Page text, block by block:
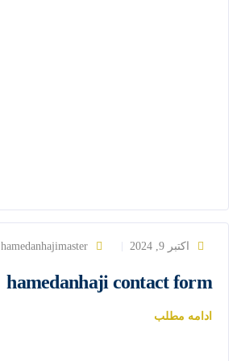
اکتبر 9, 2024 hamedanhajimaster
hamedanhaji contact form
ادامه مطلب